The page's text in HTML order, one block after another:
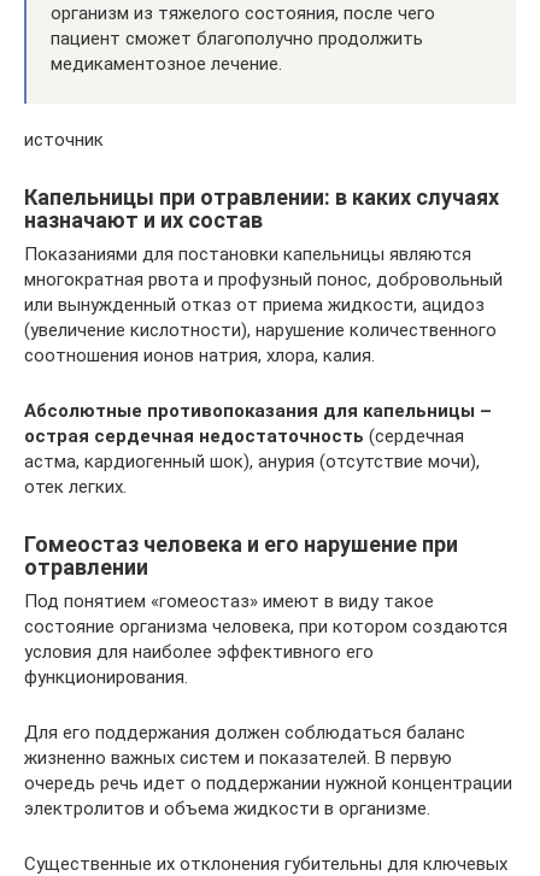
организм из тяжелого состояния, после чего
пациент сможет благополучно продолжить
медикаментозное лечение.
источник
Капельницы при отравлении: в каких случаях
назначают и их состав
Показаниями для постановки капельницы являются
многократная рвота и профузный понос, добровольный
или вынужденный отказ от приема жидкости, ацидоз
(увеличение кислотности), нарушение количественного
соотношения ионов натрия, хлора, калия.
Абсолютные противопоказания для капельницы –
острая сердечная недостаточность (сердечная
астма, кардиогенный шок), анурия (отсутствие мочи),
отек легких.
Гомеостаз человека и его нарушение при
отравлении
Под понятием «гомеостаз» имеют в виду такое
состояние организма человека, при котором создаются
условия для наиболее эффективного его
функционирования.
Для его поддержания должен соблюдаться баланс
жизненно важных систем и показателей. В первую
очередь речь идет о поддержании нужной концентрации
электролитов и объема жидкости в организме.
Существенные их отклонения губительны для ключевых